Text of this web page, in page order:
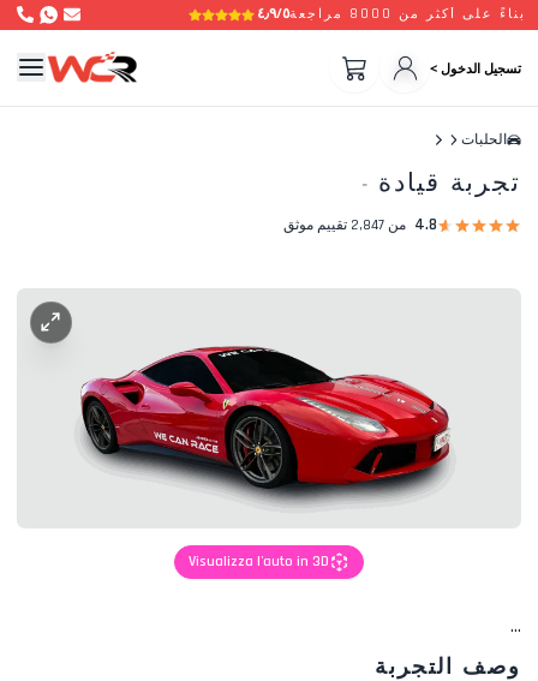
٤٫٩/٥ بناءً على أكثر من 8000 مراجعة
تسجيل الدخول >
الحلبات
تجربة قيادة -
4.8 من 2,847 تقييم موثق
Visualizza l'auto in 3D
...
وصف التجربة